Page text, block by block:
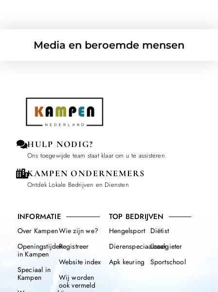
Media en beroemde mensen
HULP NODIG?
Ons toegewijde team staat klaar om u te assisteren.
KAMPEN ONDERNEMERS
Ontdek Lokale Bedrijven en Diensten
INFORMATIE
Over Kampen
Openingstijden
in Kampen
Speciaal in
Kampen
Wie zijn we?
Registreer
Website index
Wij worden
ook vermeld
TOP BEDRIJVEN
Hengelsport
Dierenspeciaalzaak
Apk keuring
Diëtist
Loodgieter
Sportschool